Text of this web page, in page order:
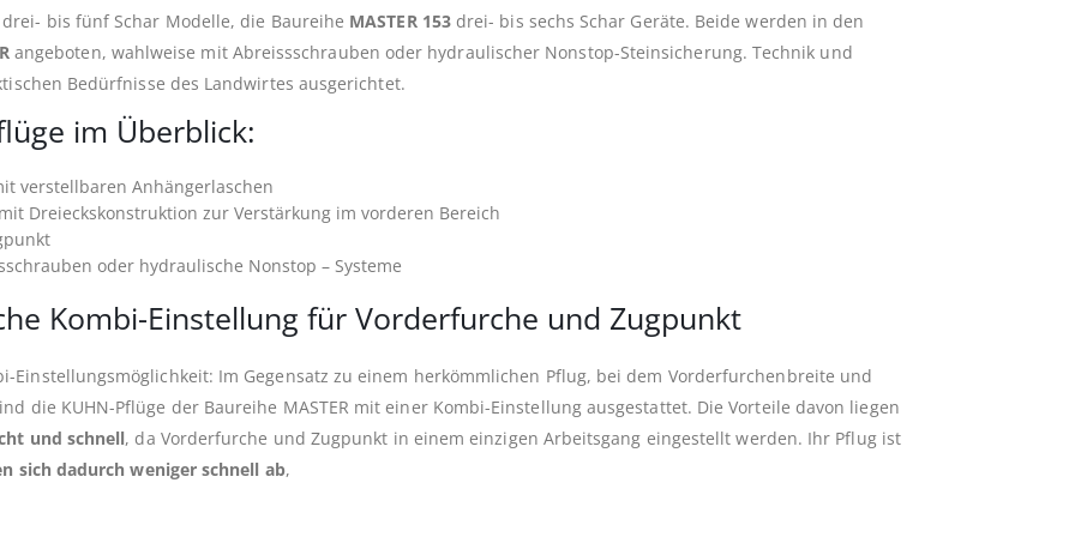
bis fünf Schar Modelle, die Baureihe MASTER 153drei- bis sechs Schar Geräte. Beide werden in den
angeboten, wahlweise mit Abreissschrauben oder hydraulischer Nonstop-Steinsicherung. Technik und
Bedürfnisse des Landwirtes ausgerichtet.
im Überblick:
verstellbaren Anhängerlaschen
Dreieckskonstruktion zur Verstärkung im vorderen Bereich
oder hydraulische Nonstop – Systeme
Kombi-Einstellung für Vorderfurche und Zugpunkt
Einstellungsmöglichkeit: Im Gegensatz zu einem herkömmlichen Pflug, bei dem Vorderfurchenbreite und
die KUHN-Pflüge der Baureihe MASTER mit einer Kombi-Einstellung ausgestattet. Die Vorteile davon liegen
und schnell, da Vorderfurche und Zugpunkt in einem einzigen Arbeitsgang eingestellt werden. Ihr Pflug ist
sich dadurch weniger schnell ab,